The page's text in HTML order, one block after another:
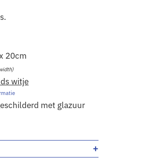
20cm
witje
met glazuur
+